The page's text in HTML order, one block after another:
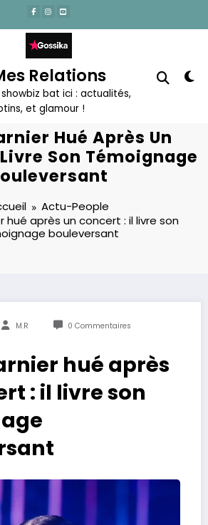
Relations
bat ici : actualités,
et glamour !
Hué Après Un
Son Témoignage
Actu-People
hué après un concert : il livre son
bouleversant
M.R 0 Commentaires
hué après
: il livre son